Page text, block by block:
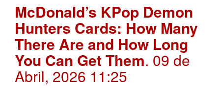
McDonald’s KPop Demon
Hunters Cards: How Many
There Are and How Long
You Can Get Them. 09 de
Abril, 2026 11:25